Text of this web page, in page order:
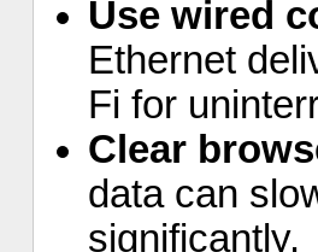
Use wired
Ethernet
Fi for
Clear
data can
significantly.